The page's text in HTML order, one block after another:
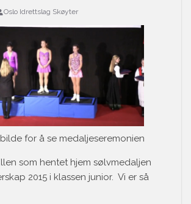
Oslo Idrettslag Skøyter
for å se medaljeseremonien
som hentet hjem sølvmedaljen
2015 i klassen junior. Vi er så